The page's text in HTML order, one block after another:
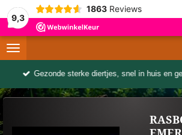
9,3
1863 Reviews
Gezonde sterke diertjes, snel in huis en